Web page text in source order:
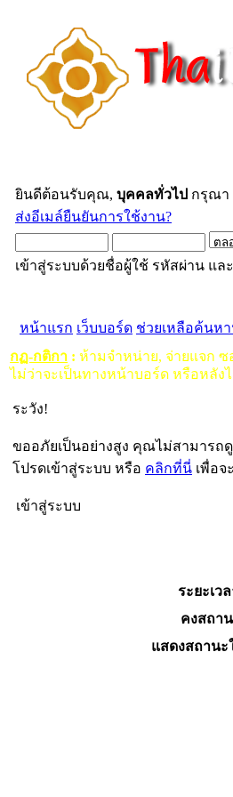
ยินดีต้อนรับคุณ, บุคคลทั่วไป กรุณา
ส่งอีเมล์ยืนยันการใช้งาน?
เข้าสู่ระบบด้วยชื่อผู้ใช้ รหัสผ่าน แล
หน้าแรก เว็บบอร์ด ช่วยเหลือค้นหา
กฏ-กติกา : ห้ามจำหน่าย, จ่ายแจก ซ
ไม่ว่าจะเป็นทางหน้าบอร์ด หรือหลัง
ระวัง!
ขออภัยเป็นอย่างสูง คุณไม่สามาร
โปรดเข้าสู่ระบบ หรือ คลิกที่นี่ เพื่อ
เข้าสู่ระบบ
ระยะเว
คงสถา
แสดงสถาน